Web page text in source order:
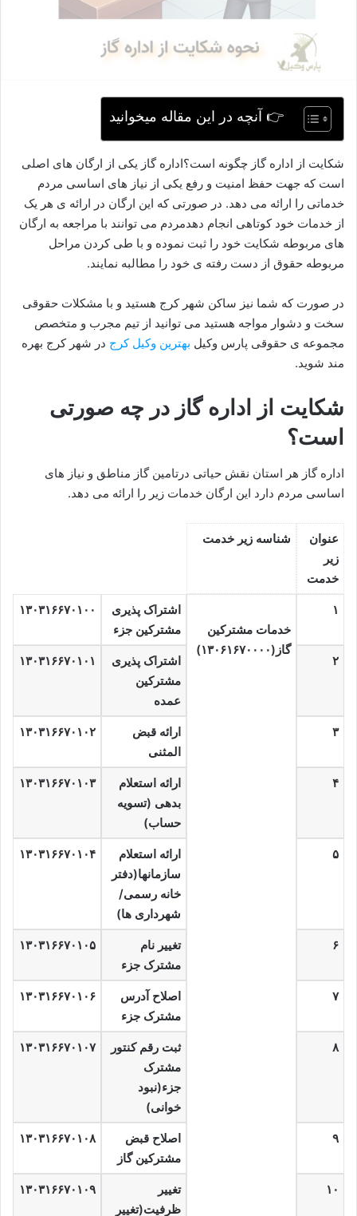
👉 آنچه در این مقاله میخوانید
شکایت از اداره گاز چگونه است؟اداره گاز یکی از ارگان های اصلی
است که جهت حفظ امنیت و رفع یکی از نیاز های اساسی مردم
خدماتی را ارائه می دهد. در صورتی که این ارگان در ارائه ی هر یک
از خدمات خود کوتاهی انجام دهدمردم می توانند با مراجعه به ارگان
های مربوطه شکایت خود را ثبت نموده و با طی کردن مراحل
مربوطه حقوق از دست رفته ی خود را مطالبه نمایند.
در صورت که شما نیز ساکن شهر کرج هستید و با مشکلات حقوقی
سخت و دشوار مواجه هستید می توانید از تیم مجرب و متخصص
مجموعه ی حقوقی پارس وکیل بهترین وکیل کرج در شهر کرج بهره
مند شوید.
شکایت از اداره گاز در چه صورتی
است؟
اداره گاز هر استان نقش حیاتی درتامین گاز مناطق و نیاز های
اساسی مردم دارد این ارگان خدمات زیر را ارائه می دهد.
عنوان
زیر
خدمت
شناسه زیر خدمت
۱
خدمات مشترکین
گاز(۱۳۰۶۱۶۷۰۰۰۰)
اشتراک پذیری
مشترکین جزء
۱۳۰۳۱۶۶۷۰۱۰۰
۲
اشتراک پذیری
مشترکین
عمده
۱۳۰۳۱۶۶۷۰۱۰۱
۳
ارائه قبض
المثنی
۱۳۰۳۱۶۶۷۰۱۰۲
۴
ارائه استعلام
بدهی (تسویه
حساب)
۱۳۰۳۱۶۶۷۰۱۰۳
۵
ارائه استعلام
سازمانها(دفتر
خانه رسمی/
شهرداری ها)
۱۳۰۳۱۶۶۷۰۱۰۴
۶
تغییر نام
مشترک جزء
۱۳۰۳۱۶۶۷۰۱۰۵
۷
اصلاح آدرس
مشترک جزء
۱۳۰۳۱۶۶۷۰۱۰۶
۸
ثبت رقم کنتور
مشترک
جزء(نبود
خوانی)
۱۳۰۳۱۶۶۷۰۱۰۷
۹
اصلاح قبض
مشترکین گاز
۱۳۰۳۱۶۶۷۰۱۰۸
۱۰
تغییر
ظرفیت(تغییر
۱۳۰۳۱۶۶۷۰۱۰۹